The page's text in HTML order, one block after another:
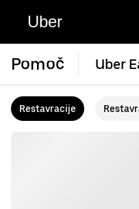
Uber
Pomoč Uber
Restavracije